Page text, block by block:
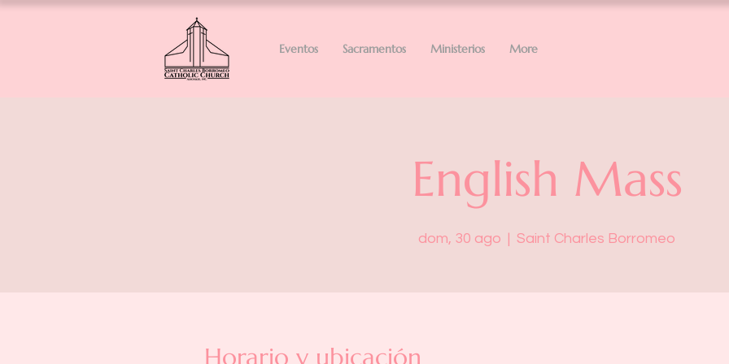
Eventos Sacramentos Ministerios More
English Mass
dom, 30 ago
  |
Saint Charles Borromeo
Horario y ubicación